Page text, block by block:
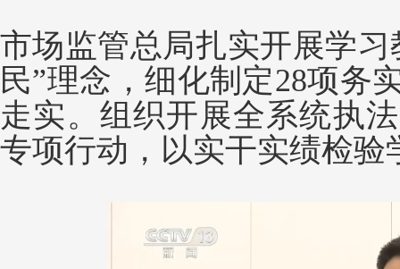
市场监管总局扎实开展学
民”理念，细化制定28项务
走实。组织开展全系统执
专项行动，以实干实绩检验